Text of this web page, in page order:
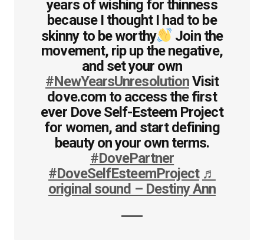
years of wishing for thinness
because I thought I had to be
skinny to be worthy
Join the
movement, rip up the negative,
and set your own
#NewYearsUnresolutionVisit
dove.com to access the first
ever Dove Self-Esteem Project
for women, and start defining
beauty on your own terms.
#DovePartner
#DoveSelfEsteemProject ♬
original sound – Destiny Ann